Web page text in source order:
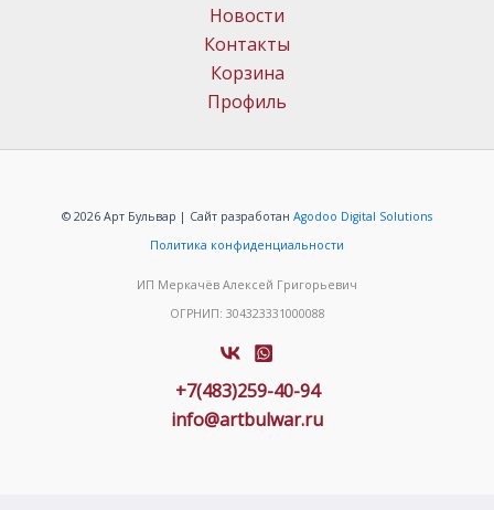
Новости
Контакты
Корзина
Профиль
© 2026 Арт Бульвар | Сайт разработан Agodoo Digital Solutions
Политика конфиденциальности
ИП Меркачёв Алексей Григорьевич
ОГРНИП: 304323331000088
+7(483)259-40-94
info@artbulwar.ru